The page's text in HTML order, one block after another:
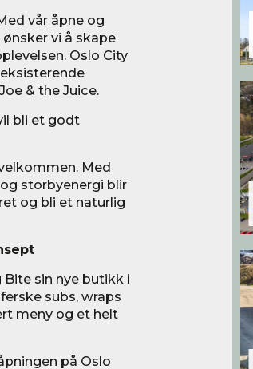
vår åpne og
vi å skape
Oslo City
& the Juice.
bli et godt
Med
storbyenergi blir
og bli et naturlig
sin nye butikk i
subs, wraps
meny og et helt
på Oslo